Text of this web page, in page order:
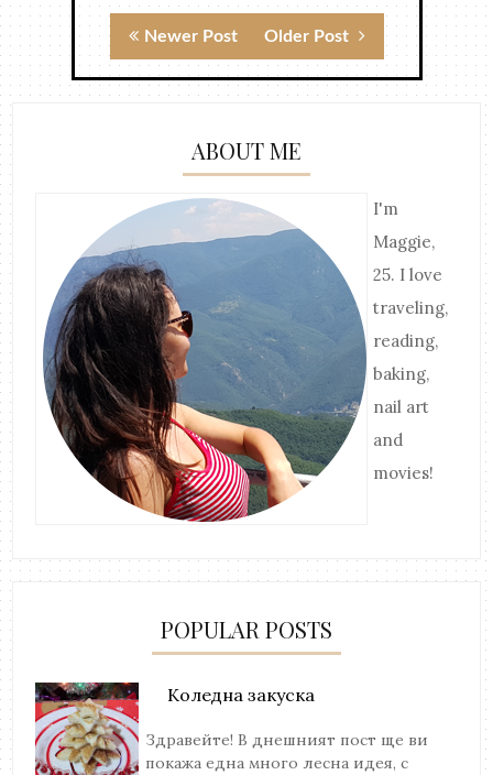
Newer Post Older Post
ABOUT ME
I'm
Maggie,
25. I love
traveling,
reading,
baking,
nail art
and
movies!
POPULAR POSTS
Коледна закуска
Здравейте! В днешният пост ще ви
покажа една много лесна идея, с